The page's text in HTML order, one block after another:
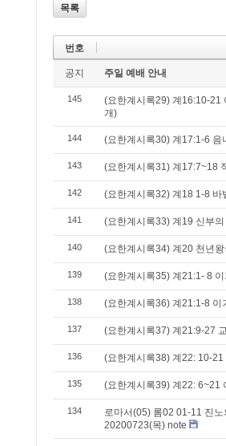
목록
번호
공지 주일 예배 안내
145
(요한계시록29) 계16:10-21
개)
144 (요한계시록30) 계17:1-6 음
143 (요한계시록31) 계17:7~18
142 (요한계시록32) 계18 1-8
141 (요한계시록33) 계19 신부
140 (요한계시록34) 계20 천년
139 (요한계시록35) 계21:1- 8
138 (요한계시록36) 계21:1-8 이
137 (요한계시록37) 계21:9-27
136 (요한계시록38) 계22: 10-
135 (요한계시록39) 계22: 6~21
134
로마서(05) 롬02 01-11 진
20200723(목) note